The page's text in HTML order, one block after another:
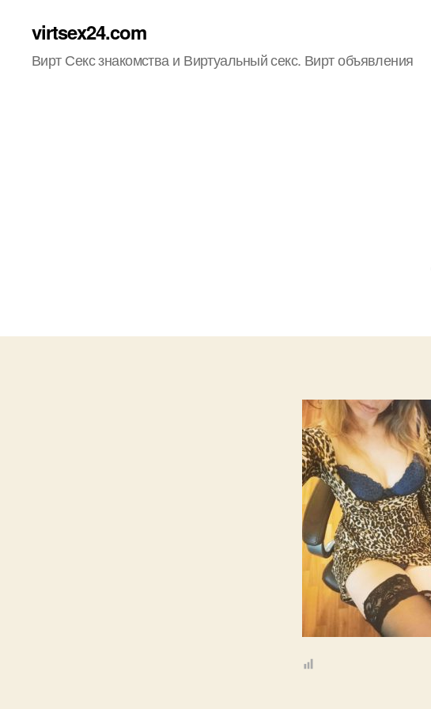
virtsex24.com
Вирт Секс знакомства и Виртуальный секс. Вирт объявления